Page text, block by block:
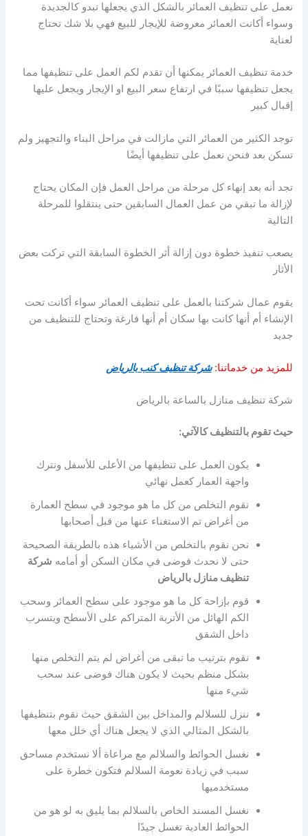
نعمل على تنظيف العمائر بالشكل الذي يجعلها تبدو كالجديدة
وسواء أكانت العمائر معروضة للإيجار للبيع فهي بلا شك تحتاج
لعناية
خدمة تنظيف العمائر يمكنها أن تقدم لكم العمل على تنظيفها مما
يجعل تنظيفها سببًا في ارتفاع سعر البيع او الإيجار ويجعل عليها
إقبال كبير
توجد الكثير من العمائر التي مازالت في مراحل البناء والتجهيز ولم
تسكن بعد فنحن نعمل على تنظيفها أيضًا
تجد أنه بعد إنهاء كل مرحلة من مراحل العمل فإن المكان يحتاج
لإزالة ما تبقي من عمل العمال السابقين حتى ينتقلوا للمرحلة
التالية
يصعب تنفيذ خطوة دون إزالة أثر الخطوة السابقة التي تركت بعض
الأثار
يقوم عمال شركتنا بالعمل على تنظيف العمائر سواء أكانت تحت
الإنشاء أم أنها كانت بها سكان أم أنها فارغة وتحتاج للتنظيف من
جديد
للمزيد من خدماتنا: شركة تنظيف كنب بالرياض
شركة تنظيف منازل بالساعة بالرياض
حيث تقوم بالتنظيف كالآتي:
يكون العمل على تنظيفها من الأعلى للأسفل ونترك
واجهة العمار كعمل نهائي
نقوم التخلص من كل ما هو موجود في سطح العمارة
من أغراض تم الاستغناء عنها من قبل أصحابها
نحن نقوم بالتخلص من الأشياء هذه بالطريقة الصحيحة
حتى لا نحدث فوضى في مكان السكن أو أمامه شركة
تنظيف منازل بالرياض
قوم بإزاحة كل ما هو موجود على سطح العمائر وسحب
الكم الهائل من الأتربة المتراكم على الأسطح ويتسرب
داخل الشقق
نقوم بترتيب ما تبقى من أغراض لم يتم التخلص منها
بشكل منظم بحيث لا يكون هناك فوضى عند سحب
شيء منها
ننزل للسلالم والمداخل بين الشقق حيث نقوم بتنظيفها
بالشكل المثالي الذي لا يجعل هناك أي خلل معها
نغسل الحوائط والسلالم مع مراعاة ألا نستخدم مساحق
سبب في زيادة نعومة السلالم فتكون خطرة على
مستخدميها
نغسل المسند الخاص بالسلالم بما يليق به لو هو من
الحوائط العادية تغسل جيدًا